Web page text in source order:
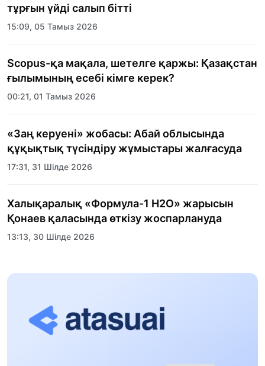
тұрғын үйді салып бітті
15:09, 05 Тамыз 2026
Scopus-қа мақала, шетелге қаржы: Қазақстан
ғылымының есебі кімге керек?
00:21, 01 Тамыз 2026
«Заң керуені» жобасы: Абай облысында
құқықтық түсіндіру жұмыстары жалғасуда
17:31, 31 Шілде 2026
Халықаралық «Формула-1 H2O» жарысын
Қонаев қаласында өткізу жоспарлануда
13:13, 30 Шілде 2026
Асхат Асылбеков: Күшті билікке күшті
12:01, 28 Шілде 2026